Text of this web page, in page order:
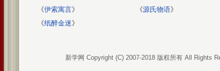
《伊索寓言》 《源氏物语》
《纸醉金迷》
新学网 Copyright (C) 2007-2018 版权所有 All Rights